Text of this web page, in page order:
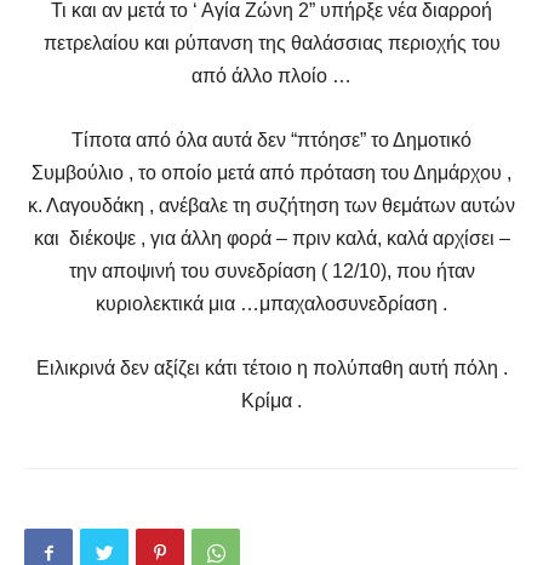
Τι και αν μετά το ‘ Αγία Ζώνη 2” υπήρξε νέα διαρροή
πετρελαίου και ρύπανση της θαλάσσιας περιοχής του
από άλλο πλοίο …
Τίποτα από όλα αυτά δεν “πτόησε” το Δημοτικό
Συμβούλιο , το οποίο μετά από πρόταση του Δημάρχου ,
κ. Λαγουδάκη , ανέβαλε τη συζήτηση των θεμάτων αυτών
και διέκοψε , για άλλη φορά – πριν καλά, καλά αρχίσει –
την αποψινή του συνεδρίαση ( 12/10), που ήταν
κυριολεκτικά μια …μπαχαλοσυνεδρίαση .
Ειλικρινά δεν αξίζει κάτι τέτοιο η πολύπαθη αυτή πόλη .
Κρίμα .